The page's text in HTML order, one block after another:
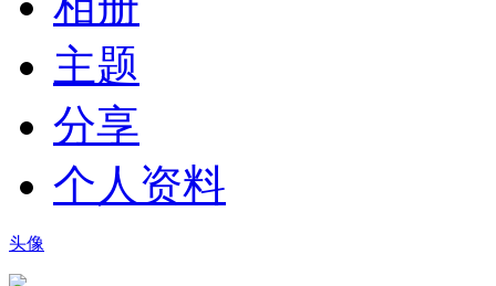
主题
分享
个人资料
头像